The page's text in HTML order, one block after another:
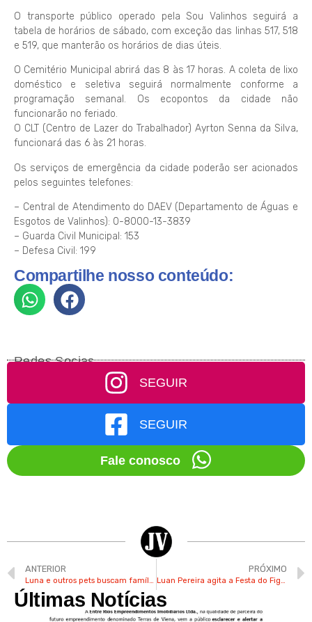
O transporte público operado pela Sou Valinhos seguirá a
tabela de horários de sábado, com exceção das linhas 517, 518
e 519, que manterão os horários de dias úteis.
O Cemitério Municipal abrirá das 8 às 17 horas. A coleta de lixo
doméstico e seletiva seguirá normalmente conforme a
programação semanal. Os ecopontos da cidade não
funcionarão no feriado.
O CLT (Centro de Lazer do Trabalhador) Ayrton Senna da Silva,
funcionará das 6 às 21 horas.
Os serviços de emergência da cidade poderão ser acionados
pelos seguintes telefones:
– Central de Atendimento do DAEV (Departamento de Águas e
Esgotos de Valinhos): 0-8000-13-3839
– Guarda Civil Municipal: 153
– Defesa Civil: 199
Compartilhe nosso conteúdo:
Redes Socias
SEGUIR
SEGUIR
Fale conosco
ANTERIOR
Luna e outros pets buscam famílias com muito amor e carinho em Valinhos
PRÓXIMO
Luan Pereira agita a Festa do Figo de Valinhos neste domingo
Últimas Notícias